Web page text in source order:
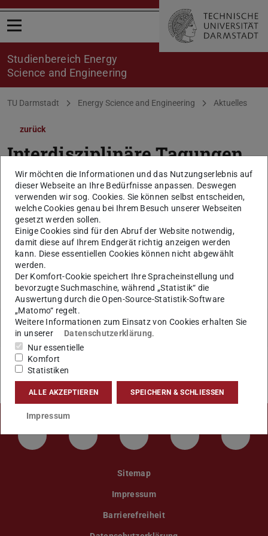
Menü öffnen
Studienbereich Energy
Science and Engineering
Sie befinden sich hier:
TU Darmstadt Energy Science and Engineering Aktuelles
zurück
Interdisziplinäre Tagungen
an der TU Darmstadt
Konferenzen und Vortragsreihen
04.09.2018 vonE.K.
LinkedIn-Seite der TU Darmstadt
Instagram-Kanal der TU
Bluesky-Kanal der TU
Facebook-
Sitemap
Impressum
Barrierefreiheit
Wir möchten die Informationen und das Nutzungserlebnis auf
dieser Webseite an Ihre Bedürfnisse anpassen. Deswegen
verwenden wir sog. Cookies. Sie können selbst entscheiden,
welche Cookies genau bei Ihrem Besuch unserer Webseiten
gesetzt werden sollen.
Einige Cookies sind für den Abruf der Website notwendig,
damit diese auf Ihrem Endgerät richtig anzeigen werden
kann. Diese essentiellen Cookies können nicht abgewählt
werden.
Der Komfort-Cookie speichert Ihre Spracheinstellung und
bevorzugte Suchmaschine, während „Statistik“ die
Auswertung durch die Open-Source-Statistik-Software
„Matomo“ regelt.
Weitere Informationen zum Einsatz von Cookies erhalten Sie
in unserer
Datenschutzerklärung.
Nur essentielle
Komfort
Statistiken
ALLE AKZEPTIEREN SPEICHERN & SCHLIESSEN
Impressum